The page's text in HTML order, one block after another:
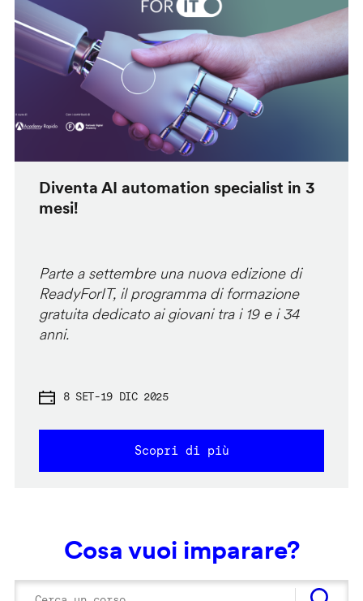
Diventa AI automation specialist in 3
mesi!
Parte a settembre una nuova edizione di
ReadyForIT, il programma di formazione
gratuita dedicato ai giovani tra i 19 e i 34
anni.
8 SET-19 DIC 2025
Scopri di più
Cosa vuoi imparare?